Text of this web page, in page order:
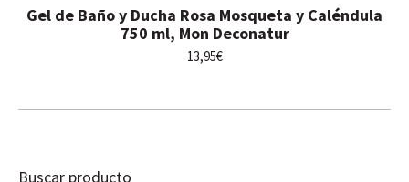
Gel de Baño y Ducha Rosa Mosqueta y Caléndula
750 ml, Mon Deconatur
13,95€
Buscar producto